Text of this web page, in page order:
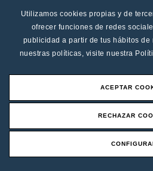
Utilizamos cookies propias y de
ofrecer funciones de redes
publicidad a partir de tus hábitos de
nuestras políticas, visite nuestra
ACEPTAR
RECHAZAR
VENTAJAS